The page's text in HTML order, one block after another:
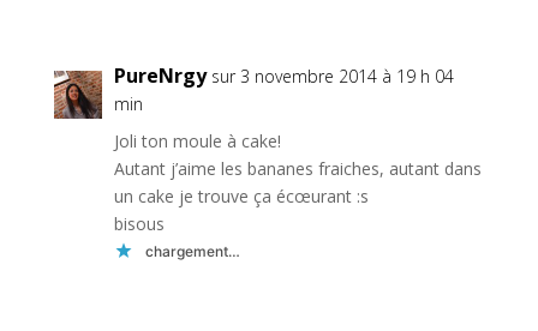
PureNrgy sur 3 novembre 2014 à 19 h 04
min
Joli ton moule à cake!
Autant j’aime les bananes fraiches, autant dans
un cake je trouve ça écœurant :s
bisous
chargement…